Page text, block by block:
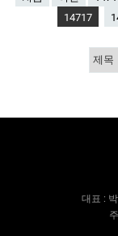
14717
대표 :